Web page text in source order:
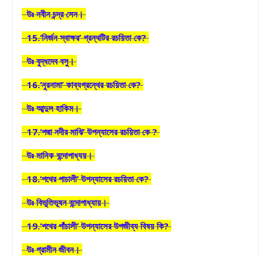
উঃ নবীন চন্দ্র সেন।
15.‘নির্জন স্বাক্ষর’ গ্রন্থটির রচয়িতা কে?
উঃ বুদ্ধদেব বসু।
16.‘নুরনামা’ কাব্যগ্রন্থের রচয়িতা কে?
উঃ আব্দুল হাকিম।
17.‘পদ্মা নদীর মাঝি’ উপন্যাসের রচয়িতা কে ?
উঃ মানিক বন্দোপাধ্যয়।
18.‘পথের পাচালী’ উপন্যাসের রচয়িতা কে?
উঃ বিভূতিভূষন বন্দোপাধ্যায়।
19.‘পথের পাঁচালী’ উপন্যাসের উপজীব্য বিষয় কি?
উঃ গ্রামীন জীবন।